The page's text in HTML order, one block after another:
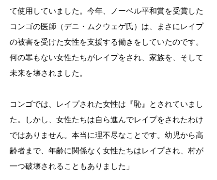
て使用していました。今年、ノーベル平和賞を受賞した
コンゴの医師（デニ・ムクウェゲ氏）は、まさにレイプ
の被害を受けた女性を支援する働きをしていたのです。
何の罪もない女性たちがレイプをされ、家族を、そして
未来を壊されました。
コンゴでは、レイプされた女性は『恥』とされていまし
た。しかし、女性たちは自ら進んでレイプをされたわけ
ではありません。本当に理不尽なことです。幼児から高
齢者まで、年齢に関係なく女性たちはレイプされ、村が
一つ破壊されることもありました」